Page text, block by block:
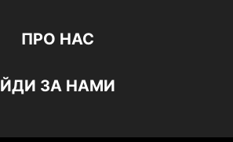
ПРО НАС
ЙДИ ЗА НАМИ